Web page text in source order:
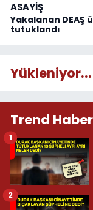
ASAYİŞ
Yakalanan DEAŞ
tutuklandı
Yükleniyor...
Trend
1
2